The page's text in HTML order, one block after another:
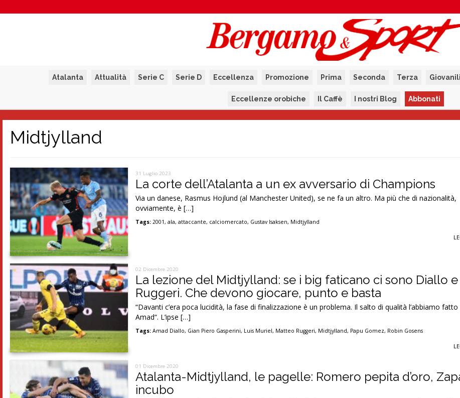
Atalanta Attualità Serie C Serie D Eccellenza Promozione Prima Seconda Terza Giovanili
Eccellenze orobiche Il Caffè I nostri Blog Abbonati
Midtjylland
31 Luglio 2023
La corte dell’Atalanta a un ex avversario di Champions
Via un danese, Rasmus Hojlund (al Manchester United), se ne fa un altro. Ma più che di nazionalità,
ovviamente, è […]
Tags: 2001,ala,attaccante, calciomercato, Gustav Isaksen, Midtjylland
02 Dicembre 2020
La lezione del Midtjylland: se i big faticano ci sono Diallo e
Ruggeri. Che devono giocare, punto e basta
“Davanti c’era poca lucidità, la fase di finalizzazione è un problema. Il salto di qualità l’abbiamo fatto
Amad“. L’ipse […]
Tags: Amad Diallo, Gian Piero Gasperini, Luis Muriel, Matteo Ruggeri, Midtjylland, Papu Gomez, Robin Gosens
01 Dicembre 2020
Atalanta-Midtjylland, le pagelle: Romero pepita d’oro,
incubo